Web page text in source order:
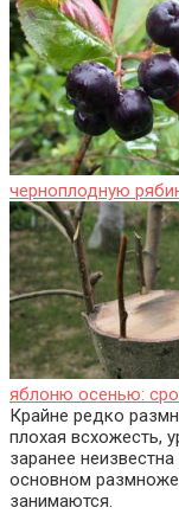
черноплодную
яблоню осенью:
Крайне редко
плохая всхожесть,
заранее
основном
занимаются.